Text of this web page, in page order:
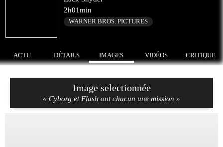
2h01min
WARNER BROS. PICTURES
ACTU DÉTAILS IMAGES VIDÉOS CRITIQUE
Image selectionnée
« Cyborg et Flash ont chacun une mission »